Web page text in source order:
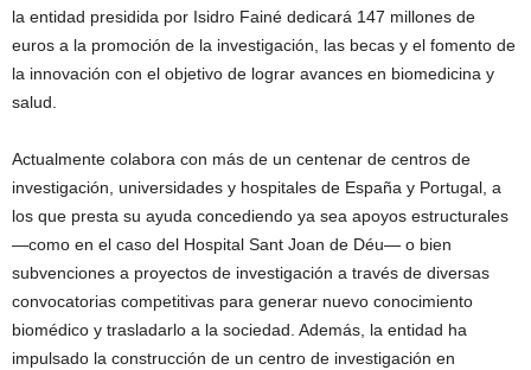
la entidad presidida por Isidro Fainé dedicará 147 millones de
euros a la promoción de la investigación, las becas y el fomento de
la innovación con el objetivo de lograr avances en biomedicina y
salud.
Actualmente colabora con más de un centenar de centros de
investigación, universidades y hospitales de España y Portugal, a
los que presta su ayuda concediendo ya sea apoyos estructurales
―como en el caso del Hospital Sant Joan de Déu― o bien
subvenciones a proyectos de investigación a través de diversas
convocatorias competitivas para generar nuevo conocimiento
biomédico y trasladarlo a la sociedad. Además, la entidad ha
impulsado la construcción de un centro de investigación en